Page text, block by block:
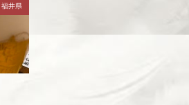
福井県